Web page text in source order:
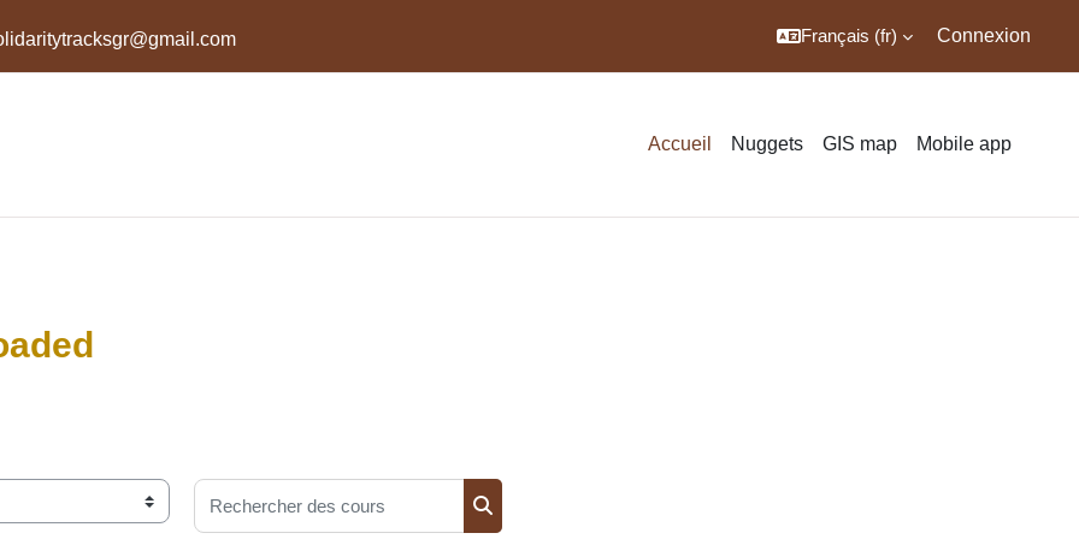
Français ‎(fr)‎ Connexion
Accueil Nuggets GIS map Mobile app
Rechercher des cours